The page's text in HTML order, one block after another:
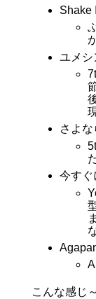
Shake
ユメシ
さよ
今すぐ
こんな感じ